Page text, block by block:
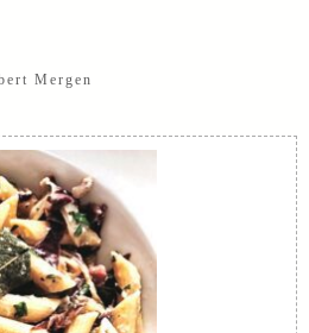
Mergen